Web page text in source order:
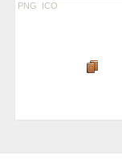
PNG ICO